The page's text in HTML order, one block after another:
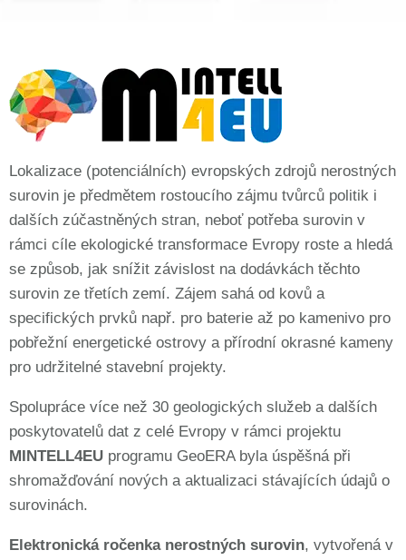
Lokalizace (potenciálních) evropských zdrojů nerostných
surovin je předmětem rostoucího zájmu tvůrců politik i
dalších zúčastněných stran, neboť potřeba surovin v
rámci cíle ekologické transformace Evropy roste a hledá
se způsob, jak snížit závislost na dodávkách těchto
surovin ze třetích zemí. Zájem sahá od kovů a
specifických prvků např. pro baterie až po kamenivo pro
pobřežní energetické ostrovy a přírodní okrasné kameny
pro udržitelné stavební projekty.
Spolupráce více než 30 geologických služeb a dalších
poskytovatelů dat z celé Evropy v rámci projektu
MINTELL4EU programu GeoERA byla úspěšná při
shromažďování nových a aktualizaci stávajících údajů o
surovinách.
Elektronická ročenka nerostných surovin, vytvořená v